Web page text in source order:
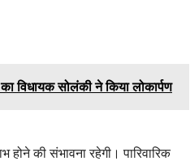
विधायक सोलंकी ने किया लोकार्पण
की संभावना रहेगी। पारिवारिक